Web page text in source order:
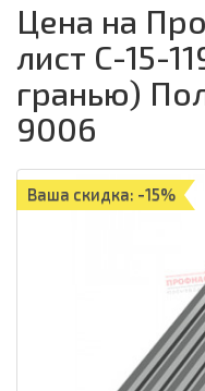
Цена на
лист С-15-
гранью)
9006
Ваша скидка: -15%